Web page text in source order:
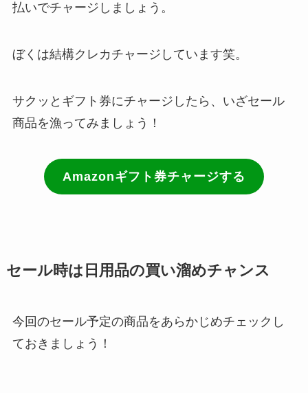
払いでチャージしましょう。
ぼくは結構クレカチャージしています笑。
サクッとギフト券にチャージしたら、いざセール
商品を漁ってみましょう！
Amazonギフト券チャージする
セール時は日用品の買い溜めチャンス
今回のセール予定の商品をあらかじめチェックし
ておきましょう！